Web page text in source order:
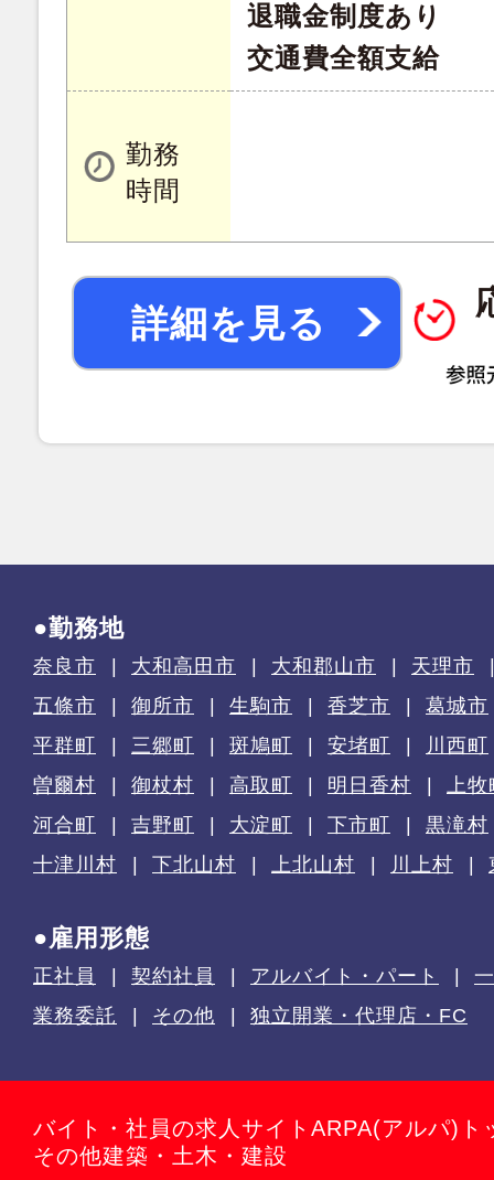
退職金制度あり
交通費全額支給
勤務
時間
詳細を見る
●勤務地
奈良市 大和高田市 大和郡山市
天理市
五條市
御所市 生駒市 香芝市
葛城市
平群町
三郷町 斑鳩町 安堵町
川西町
曽爾村
御杖村 高取町 明日香村
上
河合町
吉野町 大淀町 下市町
黒滝村
十津川村
下北山村 上北山村 川上村
●雇用形態
正社員 契約社員 アルバイト・パート
業務委託
その他 独立開業・代理店・FC
バイト・社員の求人サイトARPA(アルパ)ト
その他建築・土木・建設